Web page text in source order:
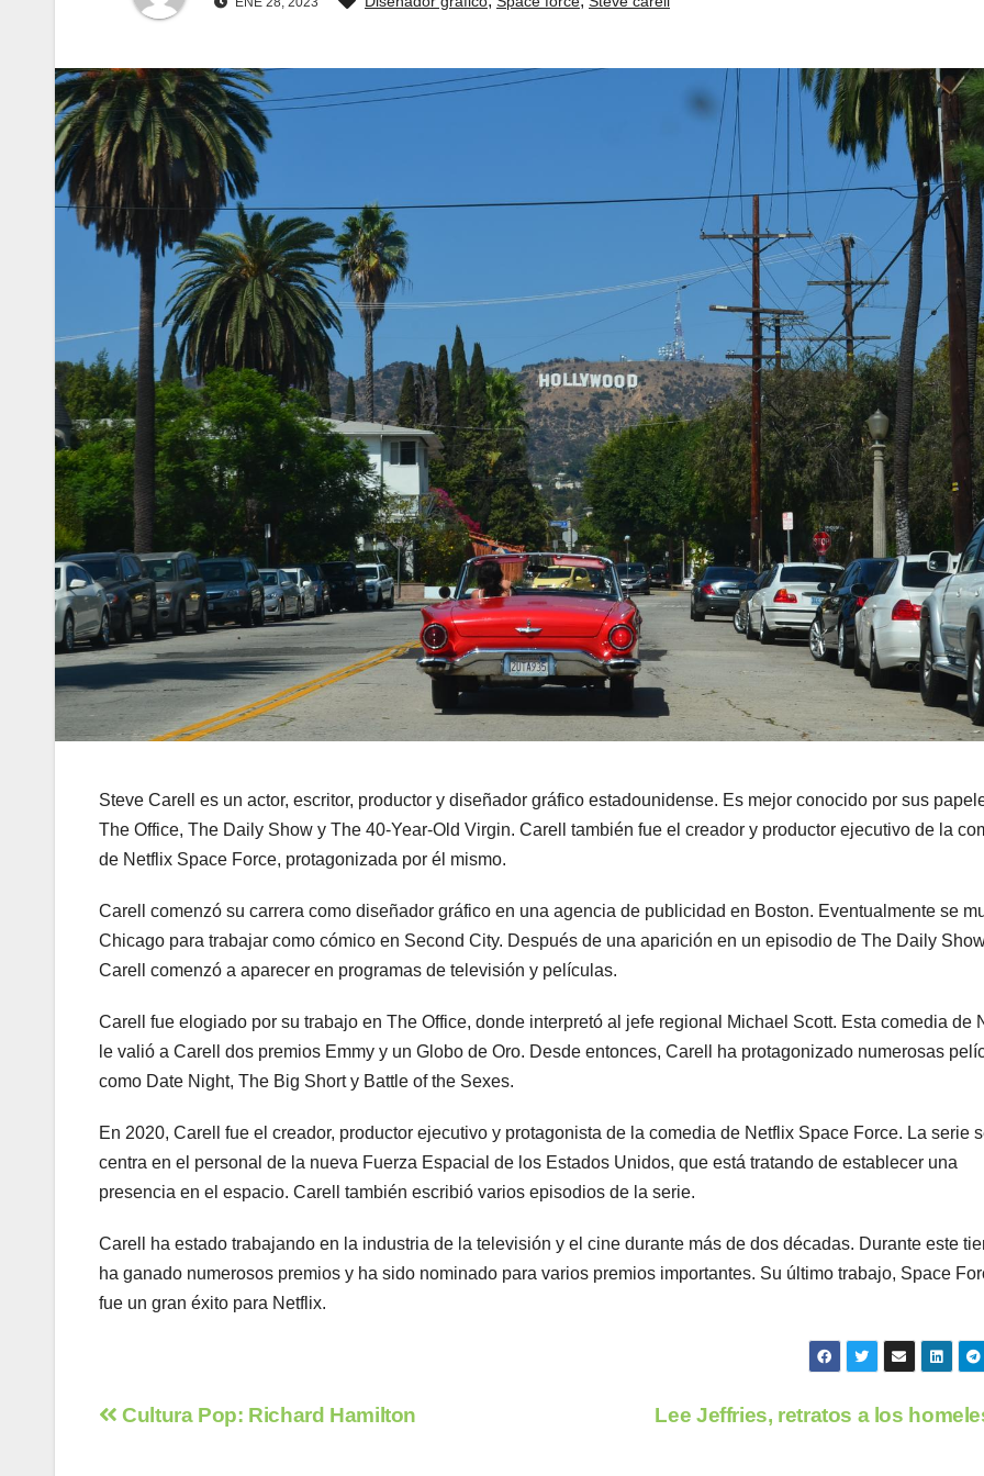
Steve Carell es un actor, escritor, productor y diseñador gráfico estadounidense. Es mejor conocido por sus
The Office, The Daily Show y The 40-Year-Old Virgin. Carell también fue el creador y productor ejecutivo de la
de Netflix Space Force, protagonizada por él mismo.
Carell comenzó su carrera como diseñador gráfico en una agencia de publicidad en Boston. Eventualmente se
Chicago para trabajar como cómico en Second City. Después de una aparición en un episodio de The Daily
Carell comenzó a aparecer en programas de televisión y películas.
Carell fue elogiado por su trabajo en The Office, donde interpretó al jefe regional Michael Scott. Esta comedia de
le valió a Carell dos premios Emmy y un Globo de Oro. Desde entonces, Carell ha protagonizado numerosas
como Date Night, The Big Short y Battle of the Sexes.
En 2020, Carell fue el creador, productor ejecutivo y protagonista de la comedia de Netflix Space Force. La serie
centra en el personal de la nueva Fuerza Espacial de los Estados Unidos, que está tratando de establecer una
presencia en el espacio. Carell también escribió varios episodios de la serie.
Carell ha estado trabajando en la industria de la televisión y el cine durante más de dos décadas. Durante este
ha ganado numerosos premios y ha sido nominado para varios premios importantes. Su último trabajo, Space
fue un gran éxito para Netflix.
Navegación
Lee Jeffries, retratos a los
Cultura Pop: Richard Hamilton